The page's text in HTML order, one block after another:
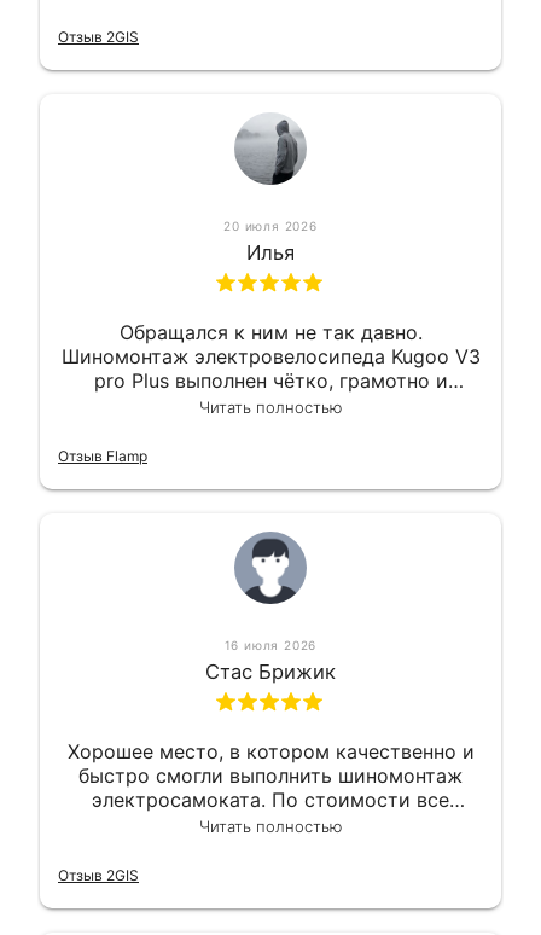
Отзыв 2GIS
20 июля 2026
Илья
Обращался к ним не так давно.
Шиномонтаж электровелосипеда Kugoo V3
pro Plus выполнен чётко, грамотно и
квалифицированно. Всё сделано
Читать полностью
Отзыв Flamp
16 июля 2026
Стас Брижик
Хорошее место, в котором качественно и
быстро смогли выполнить шиномонтаж
электросамоката. По стоимости все
вышло вообще приемлемо хочу сказать.
Читать полностью
Отзыв 2GIS